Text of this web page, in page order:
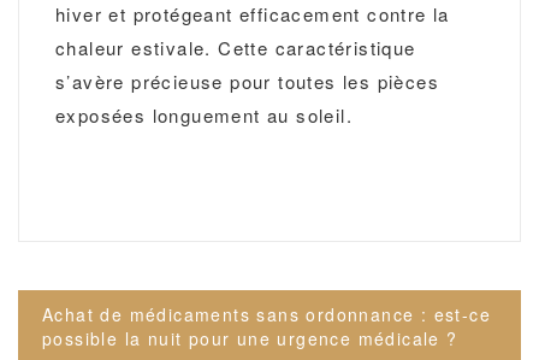
hiver et protégeant efficacement contre la
chaleur estivale. Cette caractéristique
s’avère précieuse pour toutes les pièces
exposées longuement au soleil.
Navigation
de
Achat de médicaments sans ordonnance : est-ce
possible la nuit pour une urgence médicale ?